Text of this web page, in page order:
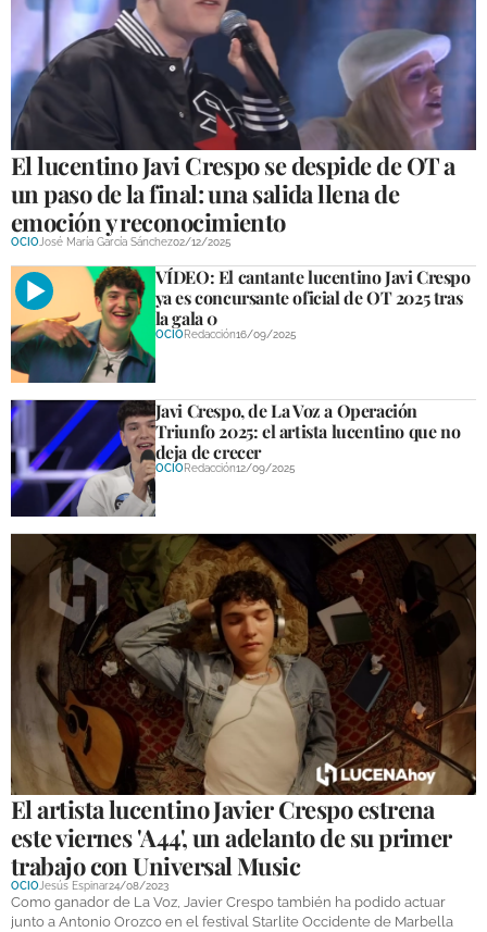
GALERÍAS
El lucentino Javi Crespo se despide de OT a
un paso de la final: una salida llena de
emoción y reconocimiento
OCIO José María García Sánchez02/12/2025
VÍDEO: El cantante lucentino Javi Crespo
ya es concursante oficial de OT 2025 tras
la gala 0
OCIORedacción16/09/2025
Javi Crespo, de La Voz a Operación
Triunfo 2025: el artista lucentino que no
deja de crecer
OCIORedacción12/09/2025
El artista lucentino Javier Crespo estrena
este viernes 'A44', un adelanto de su primer
trabajo con Universal Music
OCIOJesús Espinar24/08/2023
Como ganador de La Voz, Javier Crespo también ha podido actuar
junto a Antonio Orozco en el festival Starlite Occidente de Marbella